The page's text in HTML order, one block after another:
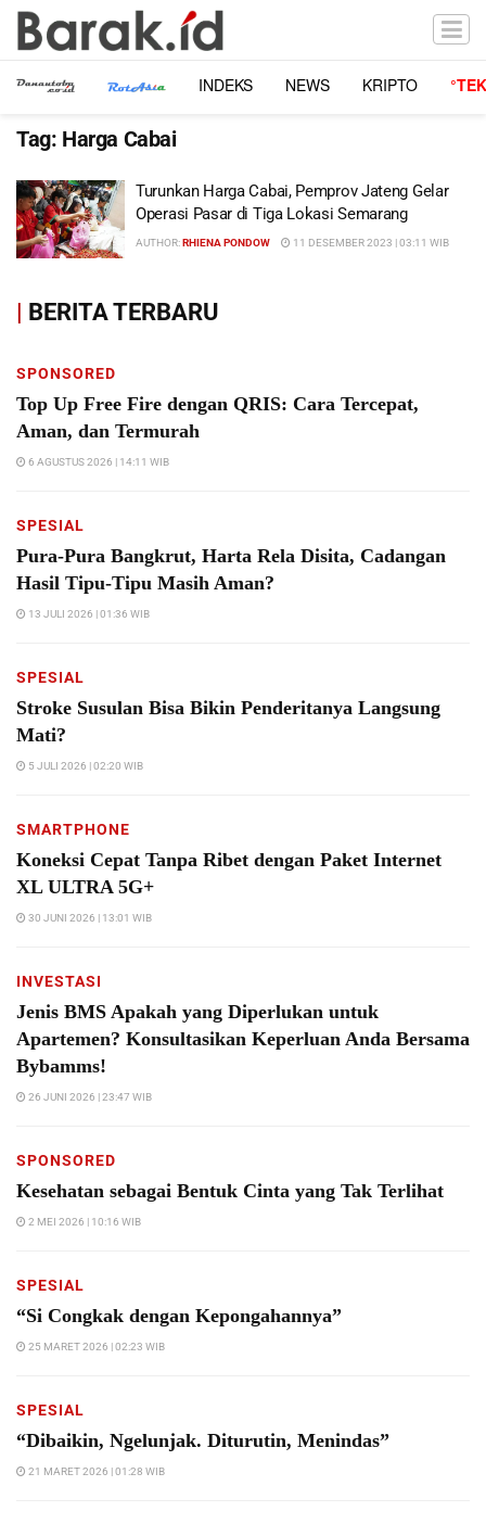
INDEKS NEWS KRIPTO
Tag: Harga Cabai
Turunkan Harga Cabai, Pemprov Jateng Gelar
Operasi Pasar di Tiga Lokasi Semarang
AUTHOR:RHIENA PONDOW 11 DESEMBER 2023 | 03:11 WIB
| BERITA TERBARU
SPONSORED
Top Up Free Fire dengan QRIS: Cara Tercepat,
Aman, dan Termurah
6 AGUSTUS 2026 | 14:11 WIB
SPESIAL
Pura-Pura Bangkrut, Harta Rela Disita, Cadangan
Hasil Tipu-Tipu Masih Aman?
13 JULI 2026 | 01:36 WIB
SPESIAL
Stroke Susulan Bisa Bikin Penderitanya Langsung
Mati?
5 JULI 2026 | 02:20 WIB
SMARTPHONE
Koneksi Cepat Tanpa Ribet dengan Paket Internet
XL ULTRA 5G+
30 JUNI 2026 | 13:01 WIB
INVESTASI
Jenis BMS Apakah yang Diperlukan untuk
Apartemen? Konsultasikan Keperluan Anda Bersama
Bybamms!
26 JUNI 2026 | 23:47 WIB
SPONSORED
Kesehatan sebagai Bentuk Cinta yang Tak Terlihat
2 MEI 2026 | 10:16 WIB
SPESIAL
“Si Congkak dengan Kepongahannya”
25 MARET 2026 | 02:23 WIB
SPESIAL
“Dibaikin, Ngelunjak. Diturutin, Menindas”
21 MARET 2026 | 01:28 WIB